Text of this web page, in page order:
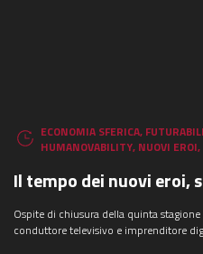
ECONOMIA SFERICA,
HUMANOVABILITY, NUOVI EROI,
Il tempo dei nuovi eroi,
Ospite di chiusura della quinta
conduttore televisivo e imprenditore